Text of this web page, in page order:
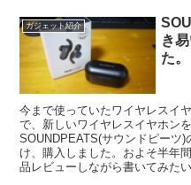
ガジェット紹介
き
た。
今まで使っていたワイヤレスイ
で、新しいワイヤレスイヤホン
SOUNDPEATS(サウンドピーツ
け、購入しました。およそ半年
品レビューしながら書いてみたい